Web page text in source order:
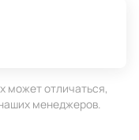
может отличаться,
менеджеров.